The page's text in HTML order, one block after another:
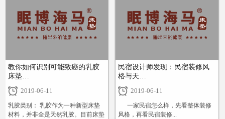
教你如何识别可能致癌的乳胶
床垫…
2019-06-11
乳胶类别： 乳胶作为一种新型床垫
材料，并非全是天然乳胶。目前床垫
民宿设计师发现：民宿装修风
格与天…
2019-06-11
一家民宿怎么样，先看整体装修
风格，再看民宿装修...